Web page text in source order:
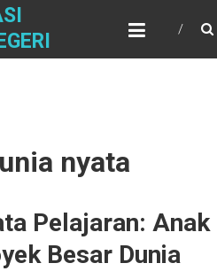
nyata
Pelajaran: Anak
Besar Dunia